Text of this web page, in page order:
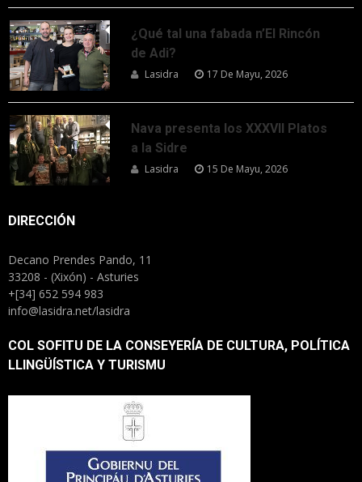
¿Qué tal una fabada n’El Rincón
de Adi?
Lasidra 17 De Mayu, 2026
Nava presenta los XXXVII Platos
a la Sidre
Lasidra 15 De Mayu, 2026
DIRECCIÓN
Decano Prendes Pando, 11
33208 - (Xixón) - Asturies
+[34] 652 594 983
info@lasidra.net/lasidra
COL SOFITU DE LA CONSEYERÍA DE CULTURA, POLÍTICA
LLINGÜÍSTICA Y TURISMU